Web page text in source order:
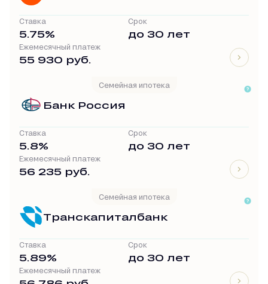
Ставка
5.75%
Срок
до 30 лет
Ежемесячный платеж
55 930 руб.
Семейная ипотека
Банк Россия
Ставка
5.8%
Срок
до 30 лет
Ежемесячный платеж
56 235 руб.
Семейная ипотека
Транскапиталбанк
Ставка
5.89%
Срок
до 30 лет
Ежемесячный платеж